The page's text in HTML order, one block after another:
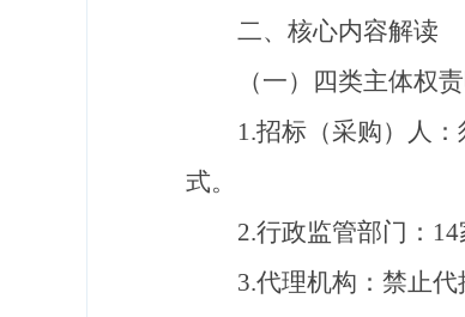
二、核心内容解读
（一）四类主体权
1.招标（采购）人
式。
2.行政监管部门： 14
3.代理机构：禁止